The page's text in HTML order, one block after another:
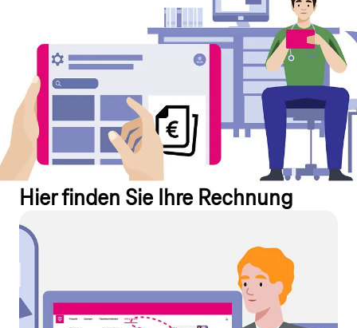
Hier finden Sie Ihre Rechnung
Rechnung online finden
Sie können Ihre Internet- & Festnetz-Rechnung ganz einfach
online im Magenta Business Service Portal (MBSP) sehen und
herunterladen. Außerdem haben Sie die Möglichkeit, Ihre